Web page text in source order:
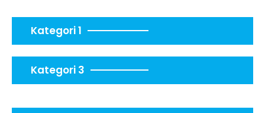
Kategori 1
Kategori 3